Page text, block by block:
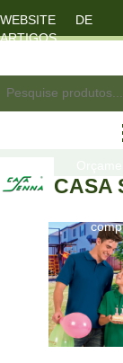
WEBSITE DE
ARTIGOS
CASA